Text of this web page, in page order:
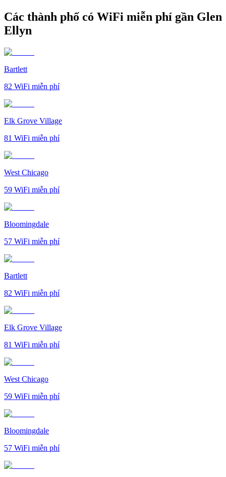
Các thành phố có WiFi miễn phí gần Glen
Ellyn
Bartlett
82 WiFi miễn phí
Elk Grove Village
81 WiFi miễn phí
West Chicago
59 WiFi miễn phí
Bloomingdale
57 WiFi miễn phí
Bartlett
82 WiFi miễn phí
Elk Grove Village
81 WiFi miễn phí
West Chicago
59 WiFi miễn phí
Bloomingdale
57 WiFi miễn phí